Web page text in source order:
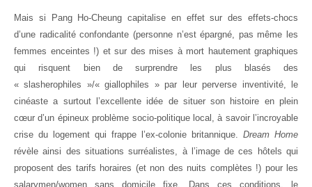
Mais si Pang Ho-Cheung capitalise en effet sur des effets-chocs
d’une radicalité confondante (personne n’est épargné, pas même les
femmes enceintes !) et sur des mises à mort hautement graphiques
qui risquent bien de surprendre les plus blasés des
« slasherophiles »/« giallophiles » par leur perverse inventivité, le
cinéaste a surtout l’excellente idée de situer son histoire en plein
cœur d’un épineux problème socio-politique local, à savoir l’incroyable
crise du logement qui frappe l’ex-colonie britannique. Dream Home
révèle ainsi des situations surréalistes, à l’image de ces hôtels qui
proposent des tarifs horaires (et non des nuits complètes !) pour les
salarymen/women sans domicile fixe. Dans ces conditions, le